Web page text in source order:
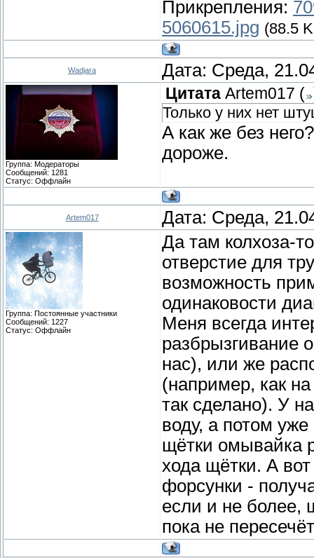
Прикрепления:
5060615.jpg (88.5
Wadjara Дата: Среда,
Группа: Модераторы
Сообщений: 1281
Статус: Оффлайн
Цитата Artem017 (
Только у них нет
А как же без
дороже.
Artem017 Дата: Среда,
Группа: Постоянные участники
Сообщений: 1227
Статус: Оффлайн
Да там колхоза-
отверстие для
возможность
одинаковости
Меня всегда
разбрызгивание
нас), или же
(например, как
так сделано). У
воду, а потом
щётки омывайка
хода щётки. А
форсунки -
если и не более,
пока не